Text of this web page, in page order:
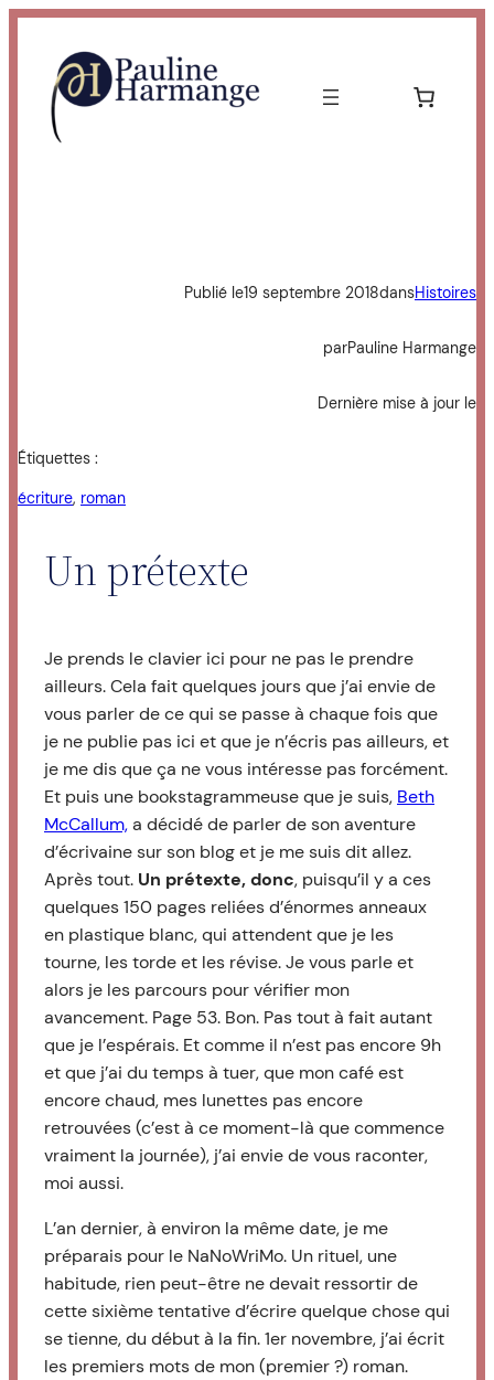
contenu
Publié le19 septembre 2018dansHistoires
parPauline Harmange
Dernière mise à jour le
Étiquettes :
écriture, roman
Un prétexte
Je prends le clavier ici pour ne pas le prendre
ailleurs. Cela fait quelques jours que j’ai envie de
vous parler de ce qui se passe à chaque fois que
je ne publie pas ici et que je n’écris pas ailleurs, et
je me dis que ça ne vous intéresse pas forcément.
Et puis une bookstagrammeuse que je suis, Beth
McCallum,a décidé de parler de son aventure
d’écrivaine sur son blog et je me suis dit allez.
Après tout. Un prétexte, donc, puisqu’il y a ces
quelques 150 pages reliées d’énormes anneaux
en plastique blanc, qui attendent que je les
tourne, les torde et les révise. Je vous parle et
alors je les parcours pour vérifier mon
avancement. Page 53. Bon. Pas tout à fait autant
que je l’espérais. Et comme il n’est pas encore 9h
et que j’ai du temps à tuer, que mon café est
encore chaud, mes lunettes pas encore
retrouvées (c’est à ce moment-là que commence
vraiment la journée), j’ai envie de vous raconter,
moi aussi.
L’an dernier, à environ la même date, je me
préparais pour le NaNoWriMo. Un rituel, une
habitude, rien peut-être ne devait ressortir de
cette sixième tentative d’écrire quelque chose qui
se tienne, du début à la fin. 1er novembre, j’ai écrit
les premiers mots de mon (premier ?) roman.